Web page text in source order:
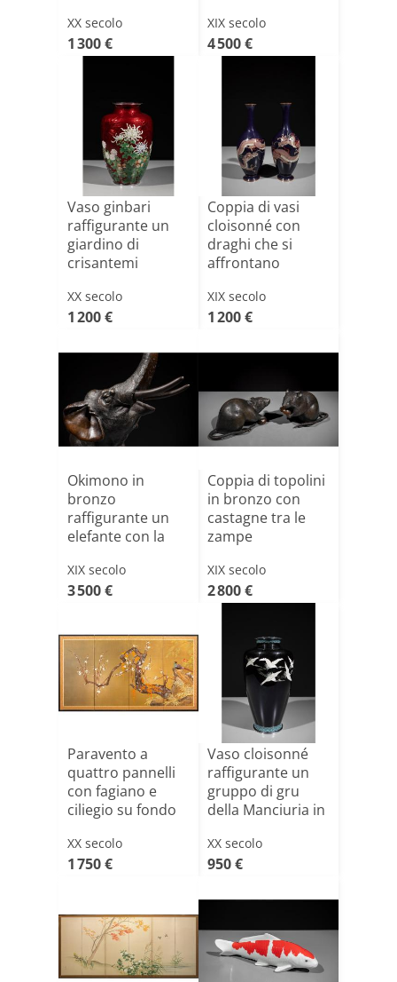
crisantemo[...]
XX secolo
1 300 €
XIX secolo
4 500 €
Vaso ginbari
raffigurante un
giardino di
crisantemi
XX secolo
1 200 €
Coppia di vasi
cloisonné con
draghi che si
affrontano
XIX secolo
1 200 €
Okimono in
bronzo
raffigurante un
elefante con la
XIX secolo
3 500 €
Coppia di topolini
in bronzo con
castagne tra le
zampe
XIX secolo
2 800 €
Paravento a
quattro pannelli
con fagiano e
ciliegio su fondo
XX secolo
1 750 €
Vaso cloisonné
raffigurante un
gruppo di gru
della Manciuria in
XX secolo
950 €